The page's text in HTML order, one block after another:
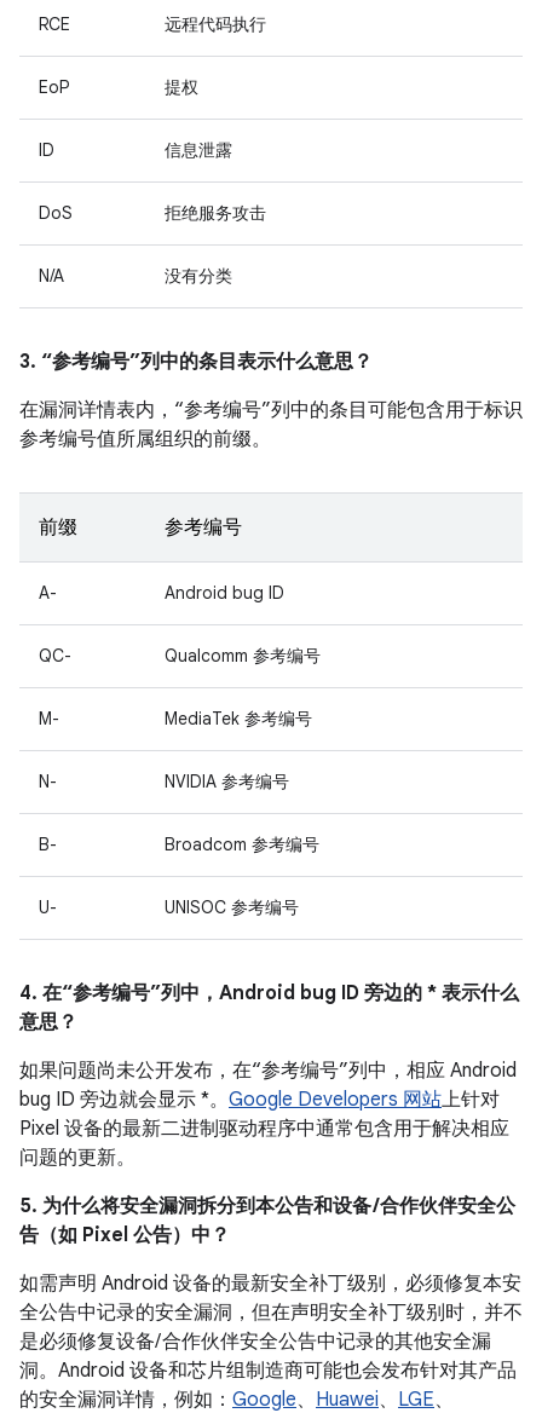
RCE 远程代码执行
EoP 提权
ID 信息泄露
DoS 拒绝服务攻击
N/A 没有分类
3. “参考编号”列中的条目表示什么意思？
在漏洞详情表内，“参考编号”列中的条目可能包含用于标识
参考编号值所属组织的前缀。
前缀 参考编号
A- Android bug ID
QC- Qualcomm 参考编号
M- MediaTek 参考编号
N- NVIDIA 参考编号
B- Broadcom 参考编号
U- UNISOC 参考编号
4. 在“参考编号”列中，Android bug ID 旁边的 * 表示什么
意思？
如果问题尚未公开发布，在“参考编号”列中，相应 Android
bug ID 旁边就会显示 *。 Google Developers 网站上针对
Pixel 设备的最新二进制驱动程序中通常包含用于解决相应
问题的更新。
5. 为什么将安全漏洞拆分到本公告和设备 /合作伙伴安全公
告（如 Pixel 公告）中？
如需声明 Android 设备的最新安全补丁级别，必须修复本安
全公告中记录的安全漏洞，但在声明安全补丁级别时，并不
是必须修复设备/ 合作伙伴安全公告中记录的其他安全漏
洞。Android 设备和芯片组制造商可能也会发布针对其产品
的安全漏洞详情，例如： Google、 Huawei、 LGE、